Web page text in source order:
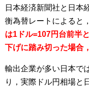
日本経済新聞社と日本
衡為替レートによると，
は1ドル=107円台前半
下げに踏み切った場合
輸出企業が多い日本で
り，実際ドル円相場と